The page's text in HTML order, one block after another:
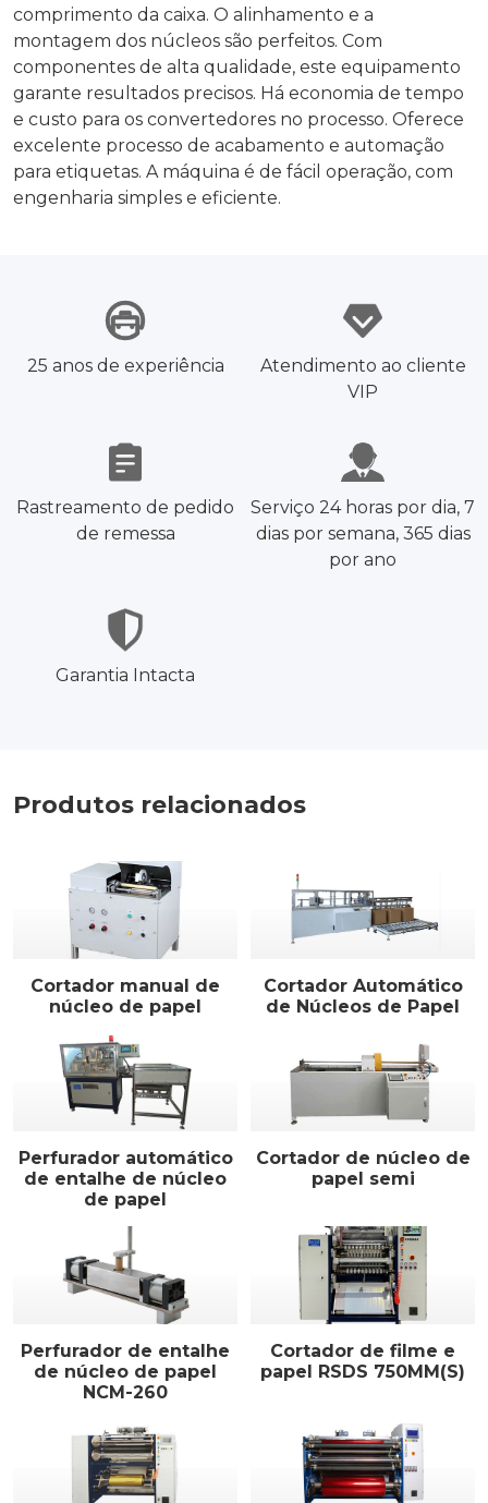
comprimento da caixa. O alinhamento e a
montagem dos núcleos são perfeitos. Com
componentes de alta qualidade, este equipamento
garante resultados precisos. Há economia de tempo
e custo para os convertedores no processo. Oferece
excelente processo de acabamento e automação
para etiquetas. A máquina é de fácil operação, com
engenharia simples e eficiente.
25 anos de experiência
Atendimento ao cliente
VIP
Rastreamento de pedido
de remessa
Serviço 24 horas por dia, 7
dias por semana, 365 dias
por ano
Garantia Intacta
Produtos relacionados
Cortador manual de
núcleo de papel
Cortador Automático
de Núcleos de Papel
Perfurador automático
de entalhe de núcleo
de papel
Cortador de núcleo de
papel semi
Perfurador de entalhe
de núcleo de papel
NCM-260
Cortador de filme e
papel RSDS 750MM(S)